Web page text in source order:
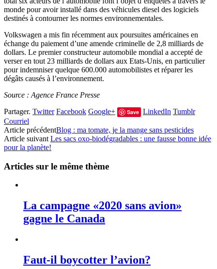
monde pour avoir installé dans des véhicules diesel des logiciels
destinés à contourner les normes environnementales.
Volkswagen a mis fin récemment aux poursuites américaines en
échange du paiement d’une amende criminelle de 2,8 milliards de
dollars. Le premier constructeur automobile mondial a accepté de
verser en tout 23 milliards de dollars aux Etats-Unis, en particulier
pour indemniser quelque 600.000 automobilistes et réparer les
dégâts causés à l’environnement.
Source : Agence France Presse
Partager. Twitter Facebook Google+ Save LinkedIn Tumblr
Courriel
Article précédentBlog : ma tomate, je la mange sans pesticides
Article suivant Les sacs oxo-biodégradables : une fausse bonne idée
pour la planète!
Articles sur le même thème
La campagne «2020 sans avion»
gagne le Canada
Faut-il boycotter l’avion?